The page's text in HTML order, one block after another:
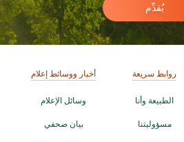
يُقدِّم
روابط سريعة
الطبيعة وأنا
مسؤوليتنا
أخبار ووسائط إعلام
وسائل الإعلام
بيان صحفي